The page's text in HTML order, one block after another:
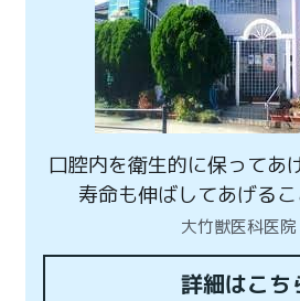
口腔内を衛生的に保ってあ
寿命も伸ばしてあげる
大竹獣医科医
詳細はこち